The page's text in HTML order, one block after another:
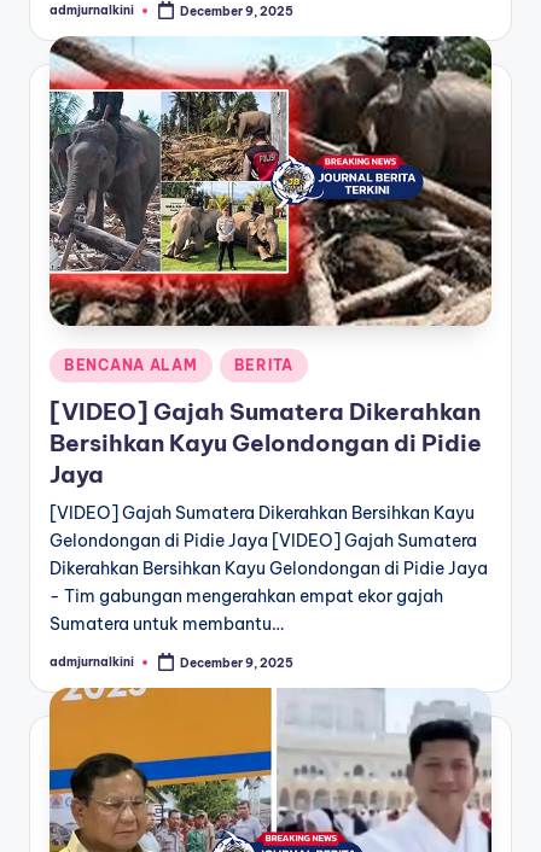
Posted
admjurnalkini December 9, 2025
Posted
in
BENCANA ALAM BERITA
[VIDEO] Gajah Sumatera Dikerahkan
Bersihkan Kayu Gelondongan di Pidie
Jaya
[VIDEO] Gajah Sumatera Dikerahkan Bersihkan Kayu
Gelondongan di Pidie Jaya [VIDEO] Gajah Sumatera
Dikerahkan Bersihkan Kayu Gelondongan di Pidie Jaya
- Tim gabungan mengerahkan empat ekor gajah
Sumatera untuk membantu…
Posted
admjurnalkini December 9, 2025